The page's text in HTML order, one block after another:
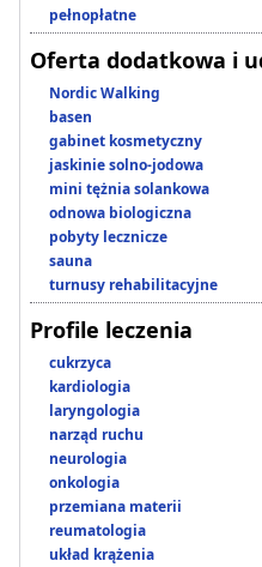
pełnopłatne
Oferta dodatkowa i
Nordic Walking
basen
gabinet kosmetyczny
jaskinie solno-jodowa
mini tężnia solankowa
odnowa biologiczna
pobyty lecznicze
sauna
turnusy rehabilitacyjne
Profile leczenia
cukrzyca
kardiologia
laryngologia
narząd ruchu
neurologia
onkologia
przemiana materii
reumatologia
układ krążenia